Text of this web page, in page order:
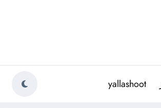
yallashoot